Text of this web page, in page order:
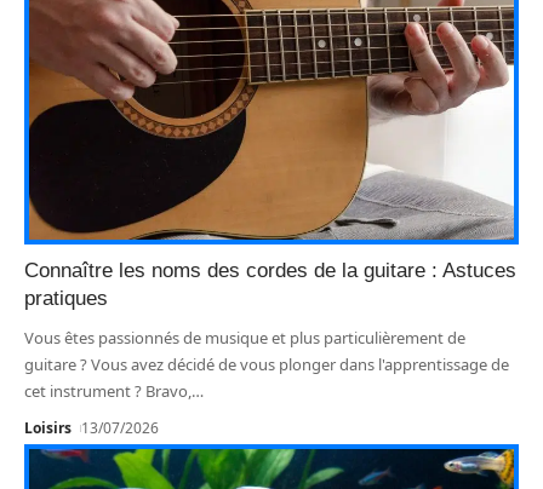
Connaître les noms des cordes de la guitare : Astuces
pratiques
Vous êtes passionnés de musique et plus particulièrement de
guitare ? Vous avez décidé de vous plonger dans l'apprentissage de
cet instrument ? Bravo,…
Loisirs 13/07/2026